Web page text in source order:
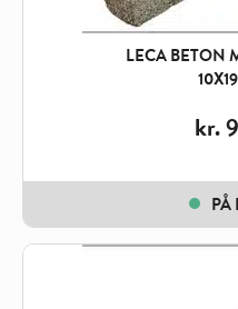
LECA BETON
kr.
PÅ